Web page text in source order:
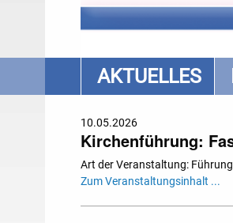
AKTUELLES
10.05.2026
Kirchenführung:
Art der Veranstaltung: Führung
Zum Veranstaltungsinhalt ...